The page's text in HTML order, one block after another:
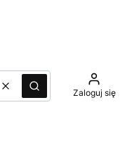
WyczyśćSzukaj Zaloguj się